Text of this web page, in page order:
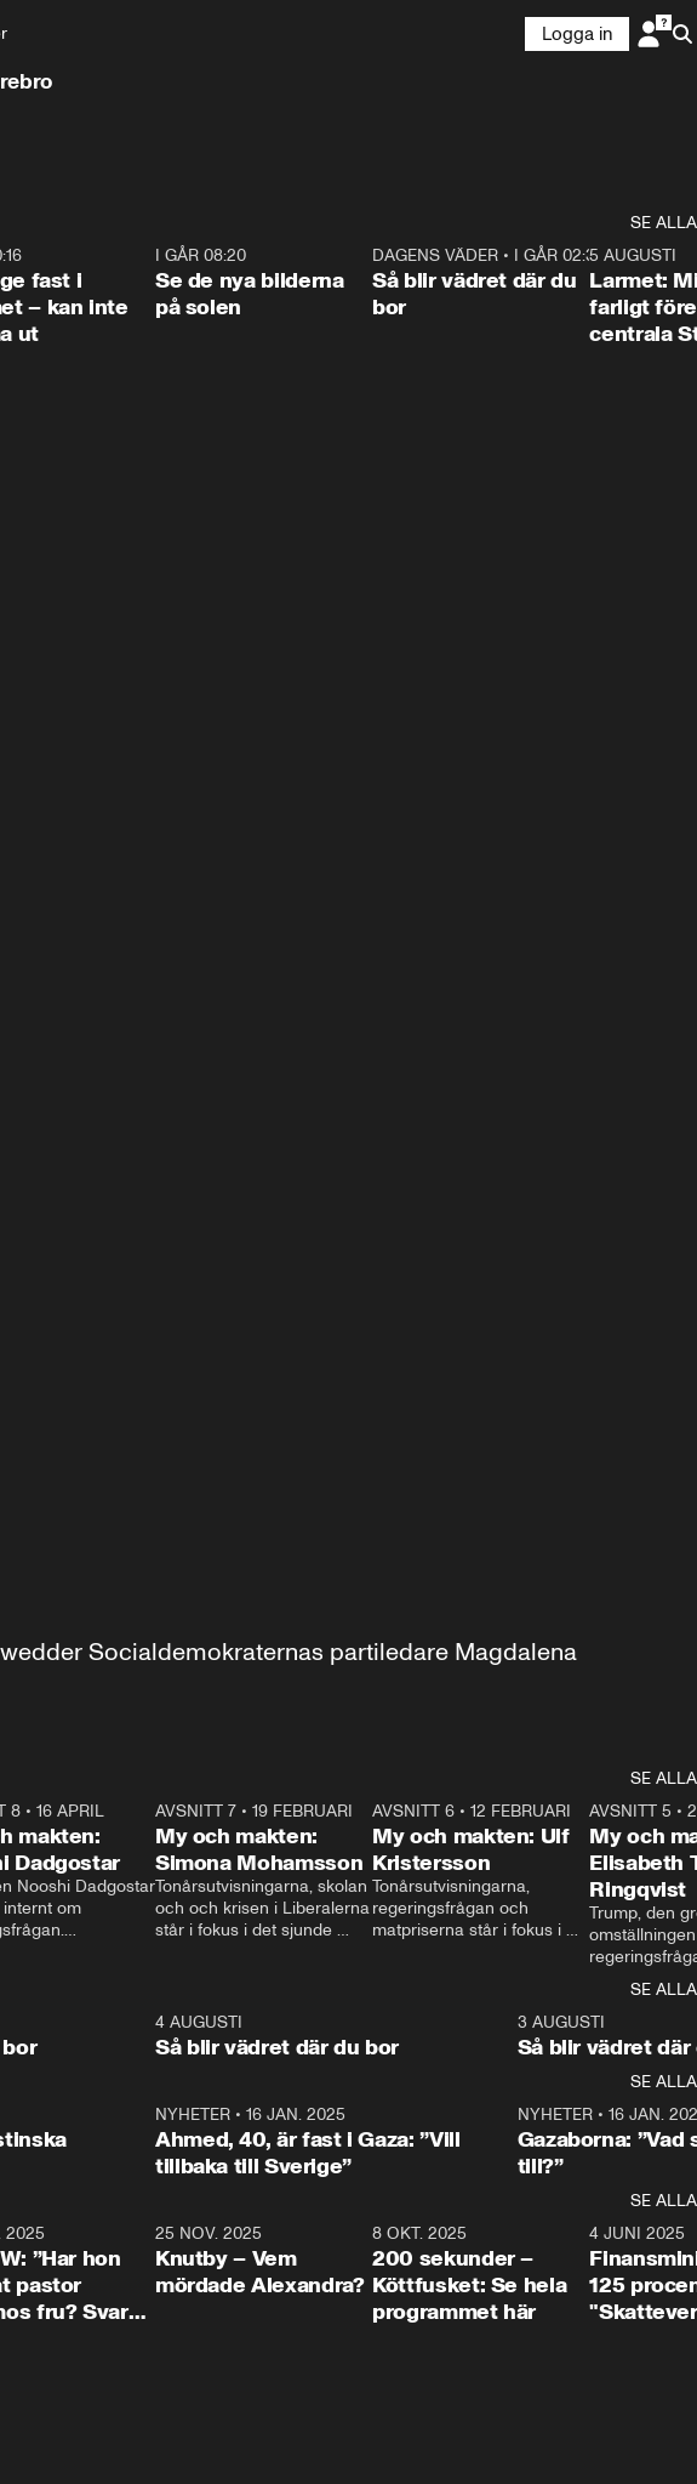
Logga in
SE ALLA
fast i
– kan inte
ut
I GÅR 08:20
Se de nya bilderna
på solen
1:06
DAGENS VÄDER • I GÅR 02:30
Så blir vädret där du
bor
5 AUGUSTI
Larmet:
farligt
centrala
Socialdemokraternas partiledare Magdalena
SE ALLA
8• 16 APRIL
makten:
Dadgostar
Nooshi Dadgostar
om
upp i val. Ska vi
så sitter vi förstås
24:30
AVSNITT 7• 19 FEBRUARI
My och makten:
Simona Mohamsson
Tonårsutvisningarna, skolan
och och krisen i Liberalerna
står i fokus i det sjunde
kommentator My
Rohwedder ställer
utbildnings- och
Mohamsson till svars.
27:30
AVSNITT 6 •12 FEBRUARI
My och makten: Ulf
Kristersson
Tonårsutvisningarna,
regeringsfrågan och
matpriserna står i fokus i
Rohwedder ställer
statsminister Ulf Kristersson
AVSNITT 5 •
My och
Elisabeth
Ringqvist
Trump, den
centrum i
avsnittet av
Makten”. Se
Aftonbladets
Rohwedder
Thand Ring
SE ALLA
4 AUGUSTI
Så blir vädret där du bor
3 AUGUSTI
Så blir vädret där
SE ALLA
NYHETER• 16 JAN. 2025
Ahmed, 40, är fast i Gaza: ”Vill
tillbaka till Sverige”
NYHETER• 16 JAN.
Gazaborna:
till?”
SE ALLA
2025
”Har hon
pastor
fru? Svar
31:05
25 NOV. 2025
Knutby – Vem
mördade Alexandra?
4:29
8 OKT. 2025
200 sekunder –
Köttfusket: Se hela
programmet här
4 JUNI 2025
125